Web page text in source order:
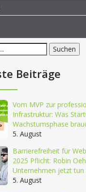
Beiträge
Vom MVP zur
Infrastruktur: Was
Wachstumsphase
5. August
Barrierefreiheit für
2025 Pflicht: Robin
Unternehmen jetzt tun
5. August